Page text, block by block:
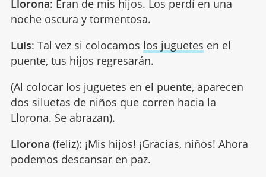
Llorona: Eran de mis hijos. Los perdí en una
noche oscura y tormentosa.
Luis: Tal vez si colocamos los juguetes en el
puente, tus hijos regresarán.
(Al colocar los juguetes en el puente, aparecen
dos siluetas de niños que corren hacia la
Llorona. Se abrazan).
Llorona (feliz): ¡Mis hijos! ¡Gracias, niños! Ahora
podemos descansar en paz.